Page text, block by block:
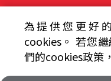
資通安全政策聲明
為提供您更好
cookies。 若您
們的cookies政策